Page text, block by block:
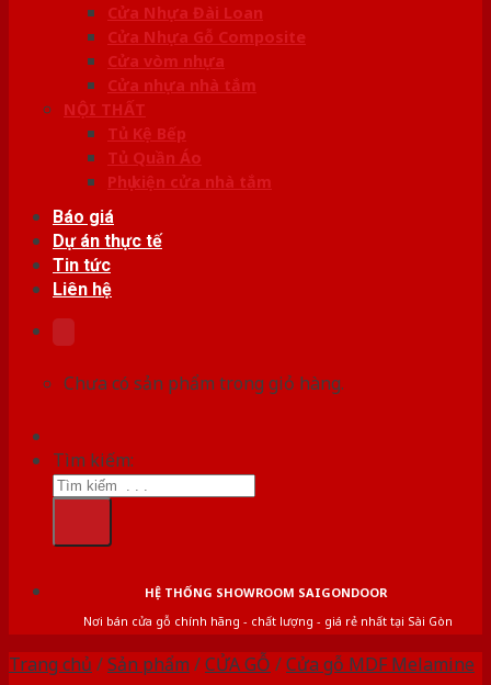
Cửa Nhựa Đài Loan
Cửa Nhựa Gỗ Composite
Cửa vòm nhựa
Cửa nhựa nhà tắm
NỘI THẤT
Tủ Kệ Bếp
Tủ Quần Áo
Phụ kiện cửa nhà tắm
Báo giá
Dự án thực tế
Tin tức
Liên hệ
Chưa có sản phẩm trong giỏ hàng.
Tìm kiếm:
HỆ THỐNG SHOWROOM SAIGONDOOR
Nơi bán cửa gỗ chính hãng - chất lượng - giá rẻ nhất tại Sài Gòn
Trang chủ /Sản phẩm /CỬA GỖ /Cửa gỗ MDF Melamine